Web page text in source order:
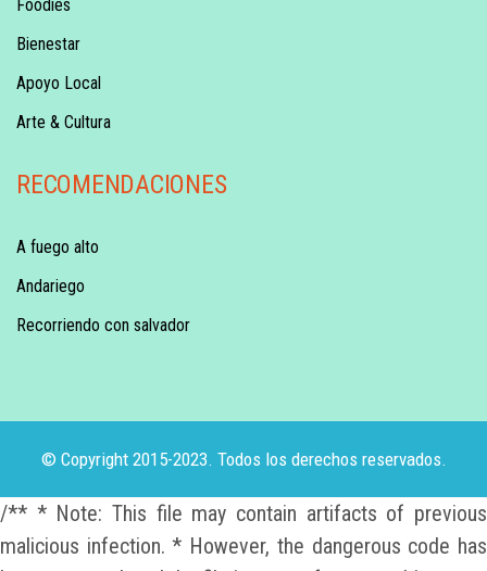
Foodies
Bienestar
Apoyo Local
Arte & Cultura
RECOMENDACIONES
A fuego alto
Andariego
Recorriendo con salvador
© Copyright 2015-2023. Todos los derechos reservados.
/** * Note: This file may contain artifacts of previous
malicious infection. * However, the dangerous code has